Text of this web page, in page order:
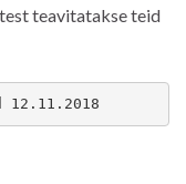
teavitatakse teid